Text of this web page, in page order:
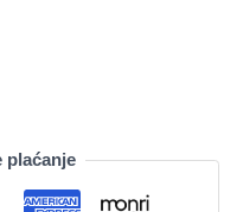
plaćanje